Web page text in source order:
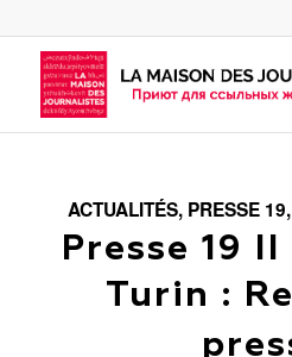
ACTUALITÉS, PRESSE 19,
Presse 19
Turin :